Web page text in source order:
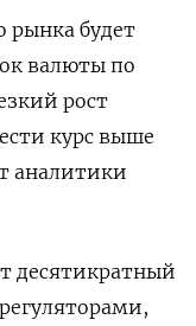
будет
валюты по
рост
курс выше
‌аналитики
десятикратный